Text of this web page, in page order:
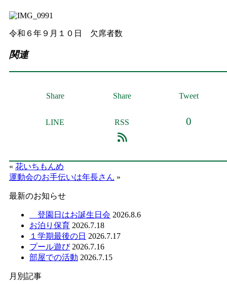
令和６年９月１０日 欠席者数
関連
Share Share Tweet
LINE RSS 0
« 花いちもんめ
運動会のお手伝いは年長さん »
最新のお知らせ
登園日はお誕生日会 2026.8.6
お泊り保育 2026.7.18
１学期最後の日 2026.7.17
プール遊び 2026.7.16
部屋での活動 2026.7.15
月別記事